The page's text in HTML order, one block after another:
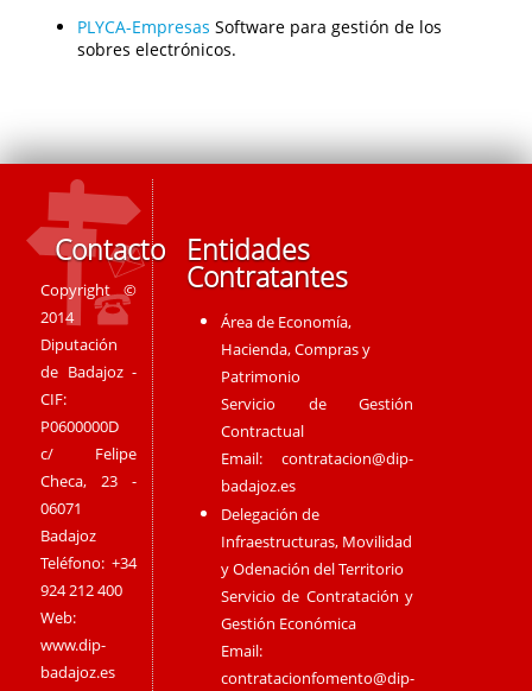
PLYCA-Empresas Software para gestión de los
sobres electrónicos.
Contacto
Copyright ©
2014
Diputación
de Badajoz -
CIF:
P0600000D
c/ Felipe
Checa, 23 -
06071
Badajoz
Teléfono: +34
924 212 400
Web:
www.dip-
badajoz.es
Entidades
Contratantes
Área de Economía,
Hacienda, Compras y
Patrimonio
Servicio de Gestión
Contractual
Email:contratacion@dip-
badajoz.es
Delegación de
Infraestructuras, Movilidad
y Odenación del Territorio
Servicio de Contratación y
Gestión Económica
Email:
contratacionfomento@dip-